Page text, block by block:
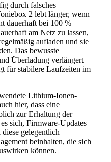
durch falsches
2 lebt länger, wenn
dauerhaft bei 100 %
am Netz zu lassen,
aufladen und sie
Das bewusste
Überladung verlängert
für stabilere Laufzeiten im
Lithium-Ionen-
hier, dass eine
zur Erhaltung der
sich, Firmware-Updates
gelegentlich
beinhalten, die sich
können.